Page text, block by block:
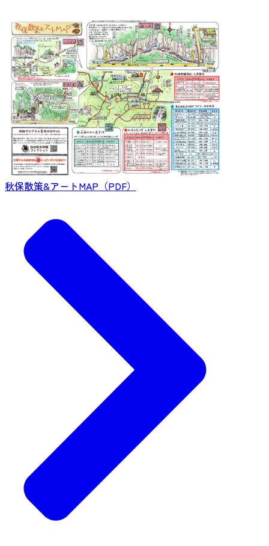
秋保散策&アートMAP（PDF）